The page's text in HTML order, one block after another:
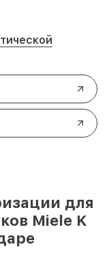
для
Miele K